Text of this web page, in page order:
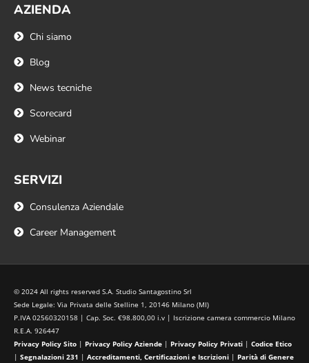
AZIENDA
Chi siamo
Blog
News tecniche
Scorecard
Webinar
SERVIZI
Consulenza Aziendale
Career Management
© 2024 All rights reserved S.A. Studio Santagostino Srl
Sede Legale: Via Privata delle Stelline 1, 20146 Milano (MI)
P.IVA 02560320158 | Cap. Soc. €98.800,00 i.v | Iscrizione camera commercio Milano
R.E.A. 926447
Privacy Policy Sito | Privacy Policy Aziende | Privacy Policy Privati | Codice Etico
| Segnalazioni 231 | Accreditamenti, Certificazioni e Iscrizioni | Parità di Genere